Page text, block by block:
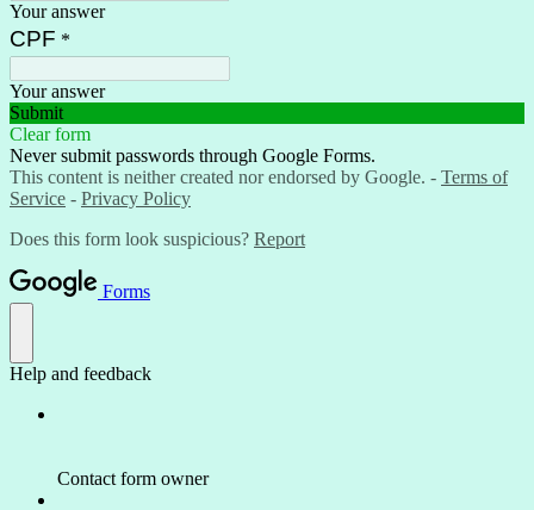
Your answer
CPF *
Your answer
Submit
Clear form
Never submit passwords through Google Forms.
This content is neither created nor endorsed by Google. - Terms of
Service - Privacy Policy
Does this form look suspicious? Report
Forms
Help and feedback
Contact form owner